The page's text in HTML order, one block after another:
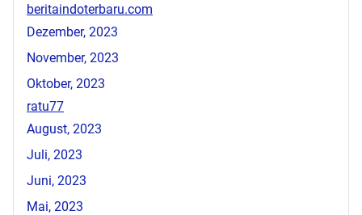
beritaindoterbaru.com
Dezember, 2023
November, 2023
Oktober, 2023
ratu77
August, 2023
Juli, 2023
Juni, 2023
Mai, 2023